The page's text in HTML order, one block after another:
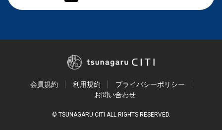
会員規約 利用規約
プライバシーポリシー
お問い合わせ
© TSUNAGARU CITI ALL RIGHTS RESERVED.